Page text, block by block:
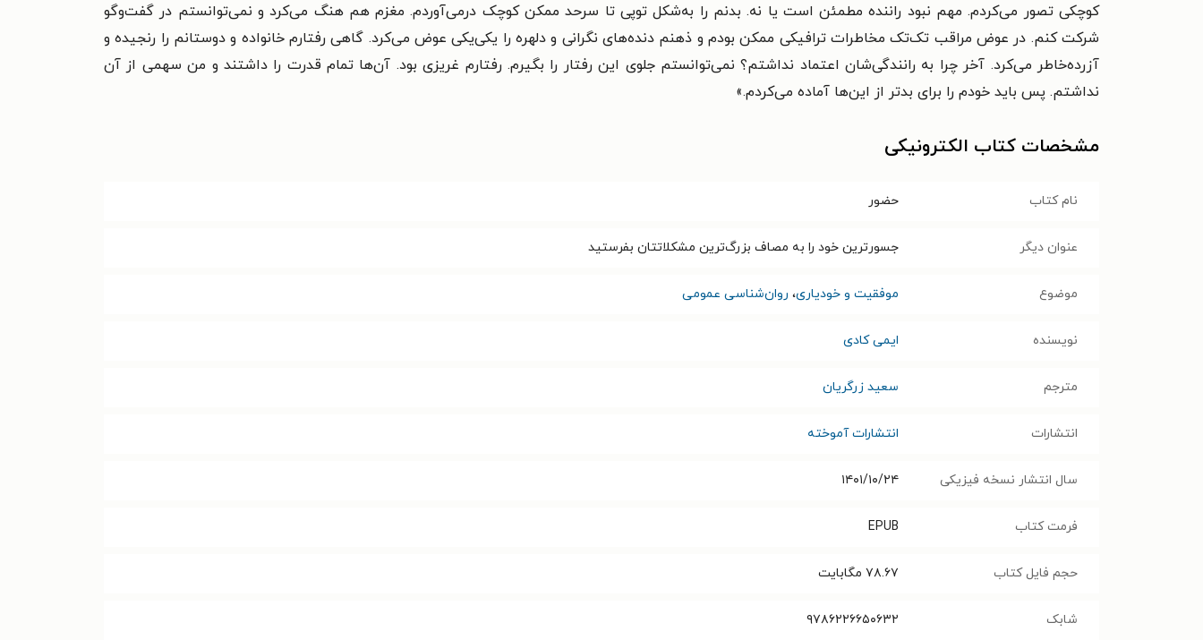
کوچکی تصور می‌کردم. مهم نبود راننده مطمئن است یا نه. بدنم را به‌شکل توپی تا سرحد ممکن کوچک درمی‌آوردم. مغزم هم هنگ می‌کرد و نمی‌توانستم در گفت‌وگو
شرکت کنم. در عوض مراقب تک‌تک مخاطرات ترافیکی ممکن بودم و ذهنم دنده‌های نگرانی و دلهره را یکی‌یکی عوض می‌کرد. گاهی رفتارم خانواده و دوستانم را رنجیده و
آزرده‌خاطر می‌کرد. آخر چرا به رانندگی‌شان اعتماد نداشتم؟ نمی‌توانستم جلوی این رفتار را بگیرم. رفتارم غریزی بود. آن‌ها تمام قدرت را داشتند و من سهمی از آن
نداشتم. پس باید خودم را برای بدتر از این‌ها آماده می‌کردم.»
مشخصات کتاب الکترونیکی
نام کتاب حضور
عنوان دیگر جسورترین خود را به مصاف بزرگ‌ترین مشکلاتتان بفرستید
موضوع موفقیت و خودیاری، روان‌شناسی عمومی
نویسنده ایمی کادی
مترجم سعید زرگریان
انتشارات انتشارات آموخته
سال انتشار نسخه فیزیکی ۱۴۰۱/۱۰/۲۴
فرمت کتاب EPUB
حجم فایل کتاب ۷۸.۶۷ مگابایت
شابک ۹۷۸۶۲۲۶۶۵۰۶۳۲